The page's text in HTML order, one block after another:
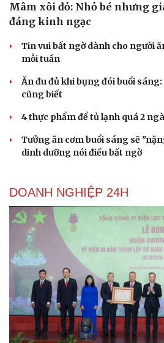
Săn Tour
Kể
Hạt
Mâm xôi đỏ: Nhỏ bé nhưng
đáng kinh ngạc
Tin vui bất ngờ dành cho người
mỗi tuần
Ăn đu đủ khi bụng đói buổi
cũng biết
4 thực phẩm để tủ lạnh quá 2
Tưởng ăn cơm buổi sáng sẽ
dinh dưỡng nói điều bất ngờ
DOANH NGHIỆP 24H